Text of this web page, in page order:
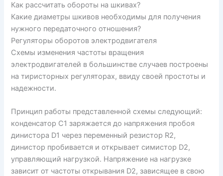
Как рассчитать обороты на шкивах?
Какие диаметры шкивов необходимы для получения
нужного передаточного отношения?
Регуляторы оборотов электродвигателя
Схемы изменения частоты вращения
электродвигателей в большинстве случаев построены
на тиристорных регуляторах, ввиду своей простоты и
надежности.
Принцип работы представленной схемы следующий:
конденсатор С1 заряжается до напряжения пробоя
динистора D1 через переменный резистор R2,
динистор пробивается и открывает симистор D2,
управляющий нагрузкой. Напряжение на нагрузке
зависит от частоты открывания D2, зависящее в свою